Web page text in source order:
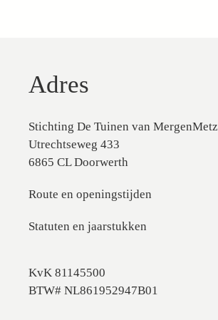
Adres
Stichting De Tuinen van MergenMetz
Utrechtseweg 433
6865 CL Doorwerth
Route en openingstijden
Statuten en jaarstukken
KvK 81145500
BTW# NL861952947B01